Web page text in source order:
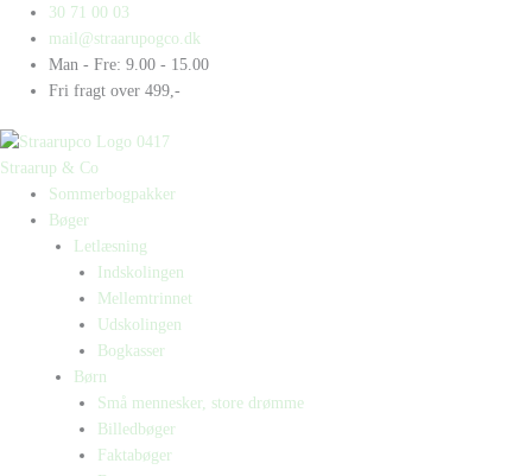
indholdet
30 71 00 03
mail@straarupogco.dk
Man - Fre: 9.00 - 15.00
Fri fragt over 499,-
Straarup & Co
Sommerbogpakker
Bøger
Letlæsning
Indskolingen
Mellemtrinnet
Udskolingen
Bogkasser
Børn
Små mennesker, store drømme
Billedbøger
Faktabøger
Products
search
Products
search